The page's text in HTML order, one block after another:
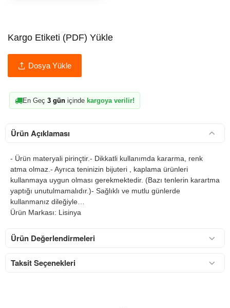
Kargo Etiketi (PDF) Yükle
Dosya Yükle
En Geç 3 gün içinde kargoya verilir!
Ürün Açıklaması
- Ürün materyali pirinçtir.- Dikkatli kullanımda kararma, renk
atma olmaz.- Ayrıca teninizin bijuteri , kaplama ürünleri
kullanmaya uygun olması gerekmektedir. (Bazı tenlerin karartma
yaptığı unutulmamalıdır.)- Sağlıklı ve mutlu günlerde
kullanmanız dileğiyle…
Ürün Markası: Lisinya
Ürün Değerlendirmeleri
Taksit Seçenekleri